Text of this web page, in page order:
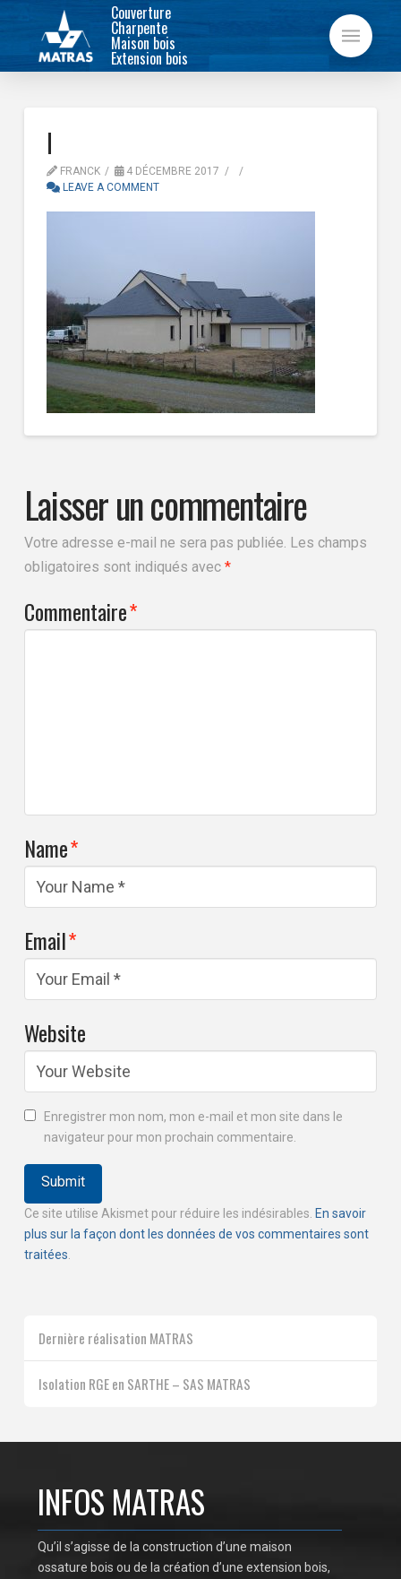
Couverture
Charpente
Maison bois
Extension bois
I
FRANCK
4 DÉCEMBRE 2017
LEAVE A COMMENT
Laisser un commentaire
Votre adresse e-mail ne sera pas publiée. Les champs
obligatoires sont indiqués avec *
Commentaire*
Name*
Email*
Website
Enregistrer mon nom, mon e-mail et mon site dans le
navigateur pour mon prochain commentaire.
Ce site utilise Akismet pour réduire les indésirables. En savoir
plus sur la façon dont les données de vos commentaires sont
traitées
Dernière réalisation MATRAS
Isolation RGE en SARTHE – SAS MATRAS
INFOS MATRAS
Qu’il s’agisse de la construction d’une maison
ossature bois ou de la création d’une extension bois,